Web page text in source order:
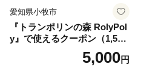
愛知県小牧市
『トランポリンの森 RolyPol
y』で使えるクーポン（1,500
5,000円